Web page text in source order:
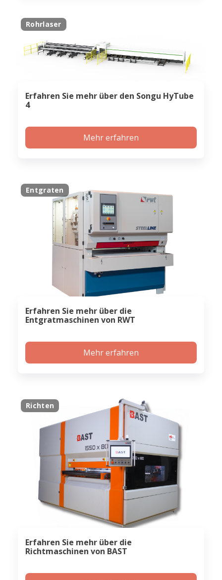
Rohrlaser
Erfahren Sie mehr über den Songu HyTube
4
Mehr erfahren
Entgraten
Erfahren Sie mehr über die
Entgratmaschinen von RWT
Mehr erfahren
Richten
Erfahren Sie mehr über die
Richtmaschinen von BAST